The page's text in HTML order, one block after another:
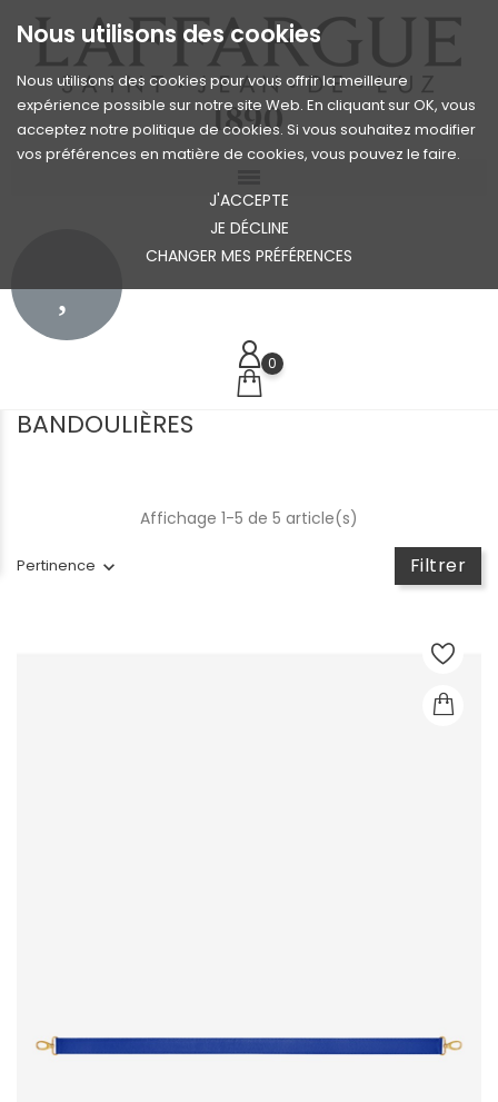
Nous utilisons des cookies
Nous utilisons des cookies pour vous offrir la meilleure
expérience possible sur notre site Web. En cliquant sur OK, vous
acceptez notre politique de cookies. Si vous souhaitez modifier
vos préférences en matière de cookies, vous pouvez le faire.
J'ACCEPTE
JE DÉCLINE
CHANGER MES PRÉFÉRENCES
0
BANDOULIÈRES
Pertinence Filtrer
Affichage 1-5 de 5 article(s)